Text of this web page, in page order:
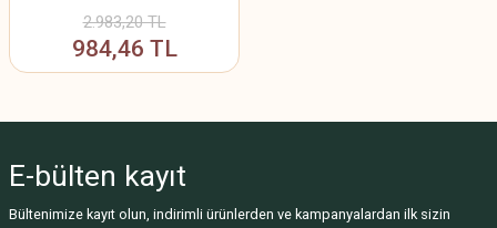
(3x1.5mm² CCA)
2.983,20 TL
984,46 TL
E-bülten kayıt
Bültenimize kayıt olun, indirimli ürünlerden ve kampanyalardan ilk sizin